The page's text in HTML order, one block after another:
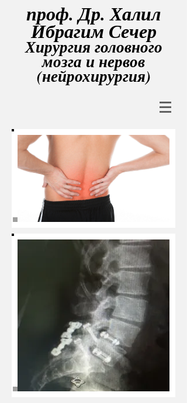
проф. Др. Халил
Ибрагим Сечер
Хирургия головного
мозга и нервов
(нейрохирургия)